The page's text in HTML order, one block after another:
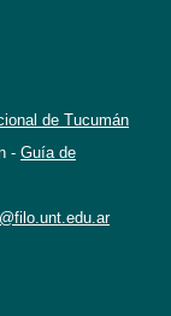
de Tucumán
- Guía de